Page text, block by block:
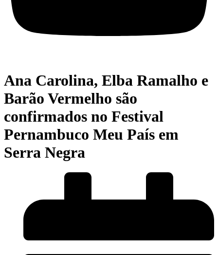
Ana Carolina, Elba Ramalho e
Barão Vermelho são
confirmados no Festival
Pernambuco Meu País em
Serra Negra